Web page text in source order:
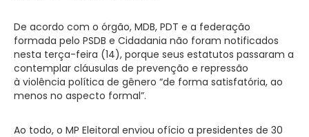
De acordo com o órgão, MDB, PDT e a federação
formada pelo PSDB e Cidadania não foram notificados
nesta terça-feira (14), porque seus estatutos passaram a
contemplar cláusulas de prevenção e repressão
à violência política de gênero “de forma satisfatória, ao
menos no aspecto formal”.
Ao todo, o MP Eleitoral enviou ofício a presidentes de 30